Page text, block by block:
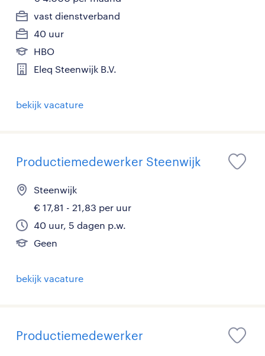
vast dienstverband
40 uur
HBO
Eleq Steenwijk B.V.
bekijk vacature
Productiemedewerker Steenwijk
Steenwijk
€ 17,81 - 21,83 per uur
40 uur, 5 dagen p.w.
Geen
bekijk vacature
Productiemedewerker